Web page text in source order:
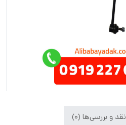
نقد و بررسی‌ها (0)